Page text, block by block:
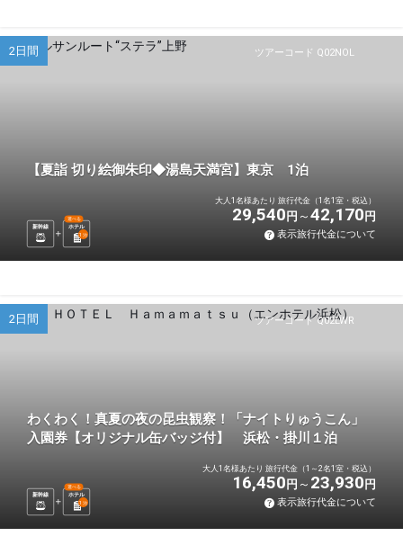
ツアーコード Q02NOL
2日間
【夏詣 切り絵御朱印◆湯島天満宮】東京 1泊
新幹線 ホテル
選べる
1 泊
大人1名様あたり 旅行代金（1名1室・税込）
29,540 円 42,170 円
表示旅行代金について
ツアーコード Q02LWR
2日間
わくわく！真夏の夜の昆虫観察！「ナイトりゅうこん」
入園券【オリジナル缶バッジ付】 浜松・掛川１泊
新幹線 ホテル
選べる
1 泊
大人1名様あたり 旅行代金（1～2名1室・税込）
16,450 円 23,930 円
表示旅行代金について